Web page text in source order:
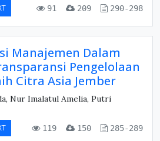
91 209 290-298
Manajemen Dalam
Pengelolaan
Citra Asia Jember
Nur Imalatul Amelia, Putri
119 150 285-289